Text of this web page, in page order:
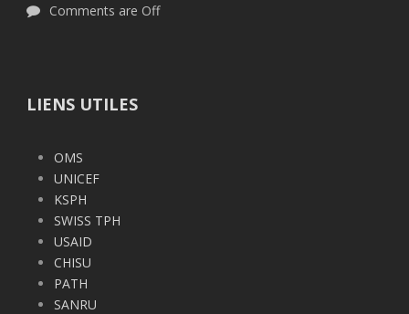
Comments are Off
LIENS UTILES
OMS
UNICEF
KSPH
SWISS TPH
USAID
CHISU
PATH
SANRU